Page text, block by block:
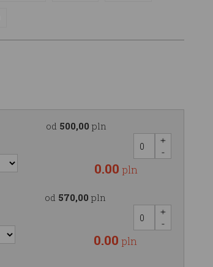
od 500,00 pln
0.00 pln
od 570,00 pln
0.00 pln